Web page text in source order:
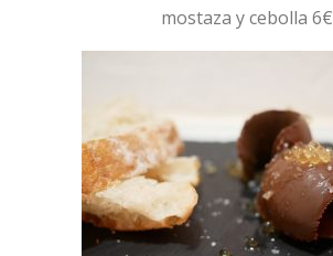
mostaza y cebolla 6€